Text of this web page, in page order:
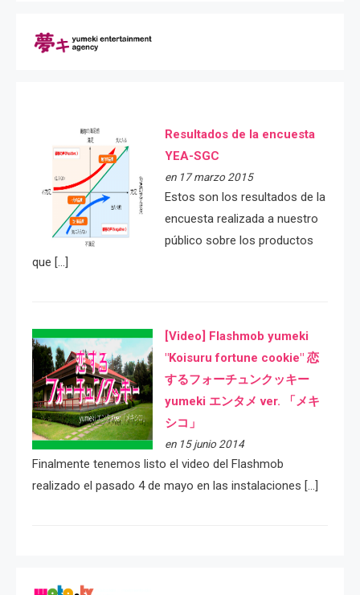
Resultados de la encuesta
YEA-SGC
en 17 marzo 2015
Estos son los resultados de la
encuesta realizada a nuestro
público sobre los productos
que […]
[Video] Flashmob yumeki
"Koisuru fortune cookie" 恋
するフォーチュンクッキー
yumeki エンタメ ver. 「メキ
シコ」
en 15 junio 2014
Finalmente tenemos listo el video del Flashmob
realizado el pasado 4 de mayo en las instalaciones […]